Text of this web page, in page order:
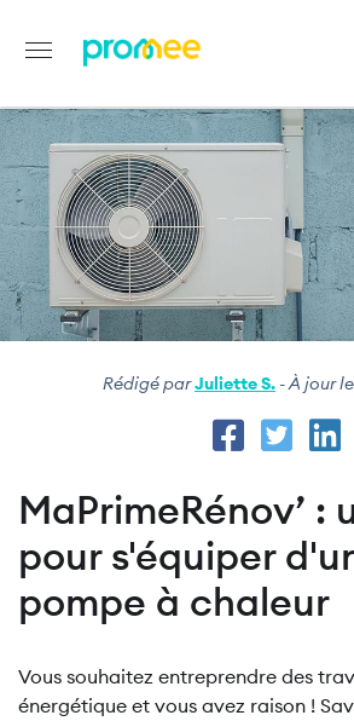
Aller
au
contenu
principal
Image
Rédigé parJuliette S. - À jour
MaPrimeRénov’ :
pour s'équiper
pompe à chaleur
Vous souhaitez entreprendre des
énergétique et vous avez raison !